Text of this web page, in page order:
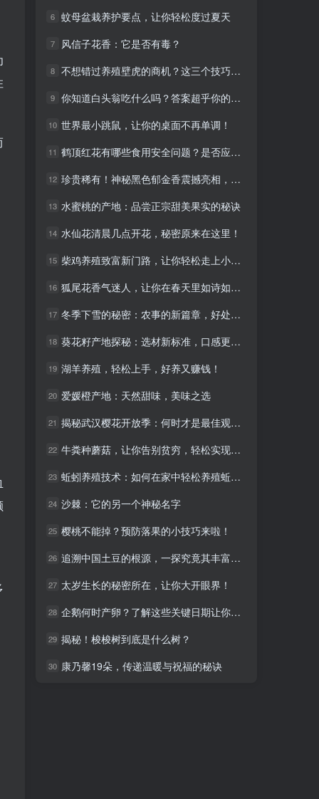
6 蚊母盆栽养护要点，让你轻松度过夏天
7 风信子花香：它是否有毒？
8 不想错过养殖壁虎的商机？这三个技巧让你成为专家！
9 你知道白头翁吃什么吗？答案超乎你的想象！
10 世界最小跳鼠，让你的桌面不再单调！
11 鹤顶红花有哪些食用安全问题？是否应该避免？
12 珍贵稀有！神秘黑色郁金香震撼亮相，你见过吗？
13 水蜜桃的产地：品尝正宗甜美果实的秘诀
14 水仙花清晨几点开花，秘密原来在这里！
15 柴鸡养殖致富新门路，让你轻松走上小康路！
16 狐尾花香气迷人，让你在春天里如诗如画！
17 冬季下雪的秘密：农事的新篇章，好处多多！
18 葵花籽产地探秘：选材新标准，口感更出众
19 湖羊养殖，轻松上手，好养又赚钱！
20 爱媛橙产地：天然甜味，美味之选
21 揭秘武汉樱花开放季：何时才是最佳观赏时间？
22 牛粪种蘑菇，让你告别贫穷，轻松实现财富自由！
23 蚯蚓养殖技术：如何在家中轻松养殖蚯蚓并利用其价值
24 沙棘：它的另一个神秘名字
25 樱桃不能掉？预防落果的小技巧来啦！
26 追溯中国土豆的根源，一探究竟其丰富的历史故事
27 太岁生长的秘密所在，让你大开眼界！
28 企鹅何时产卵？了解这些关键日期让你成为专家
29 揭秘！梭梭树到底是什么树？
30 康乃馨19朵，传递温暖与祝福的秘诀
6 蚊母盆栽养护要点，让你轻松度过夏天
7 风信子花香：它是否有毒？
8 不想错过养殖壁虎的商机？这三个技巧让你成为专家！
9 你知道白头翁吃什么吗？答案超乎你的想象！
10 世界最小跳鼠，让你的桌面不再单调！
11 鹤顶红花有哪些食用安全问题？是否应该避免？
12 珍贵稀有！神秘黑色郁金香震撼亮相，你见过吗？
13 水蜜桃的产地：品尝正宗甜美果实的秘诀
14 水仙花清晨几点开花，秘密原来在这里！
15 柴鸡养殖致富新门路，让你轻松走上小康路！
16 狐尾花香气迷人，让你在春天里如诗如画！
17 冬季下雪的秘密：农事的新篇章，好处多多！
18 葵花籽产地探秘：选材新标准，口感更出众
19 湖羊养殖，轻松上手，好养又赚钱！
20 爱媛橙产地：天然甜味，美味之选
21 揭秘武汉樱花开放季：何时才是最佳观赏时间？
22 牛粪种蘑菇，让你告别贫穷，轻松实现财富自由！
23 蚯蚓养殖技术：如何在家中轻松养殖蚯蚓并利用其价值
24 沙棘：它的另一个神秘名字
25 樱桃不能掉？预防落果的小技巧来啦！
26 追溯中国土豆的根源，一探究竟其丰富的历史故事
27 太岁生长的秘密所在，让你大开眼界！
28 企鹅何时产卵？了解这些关键日期让你成为专家
29 揭秘！梭梭树到底是什么树？
30 康乃馨19朵，传递温暖与祝福的秘诀